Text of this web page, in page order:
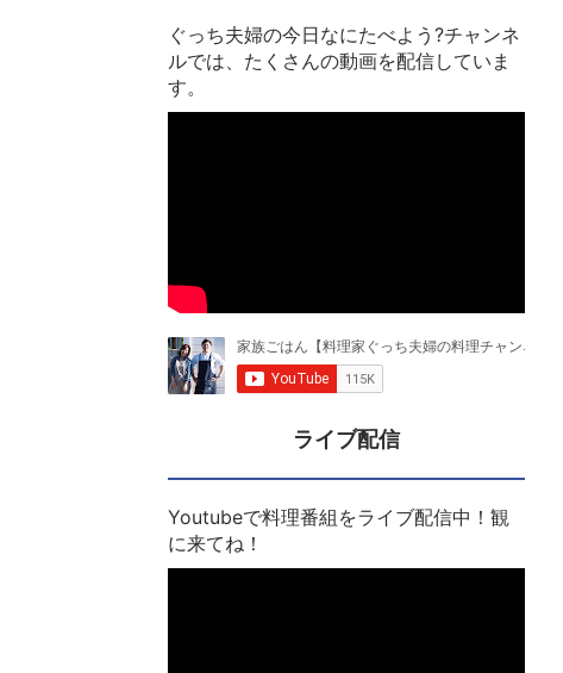
ぐっち夫婦の今日なにたべよう?チャンネ
ルでは、たくさんの動画を配信していま
す。
ライブ配信
Youtubeで料理番組をライブ配信中！観
に来てね！